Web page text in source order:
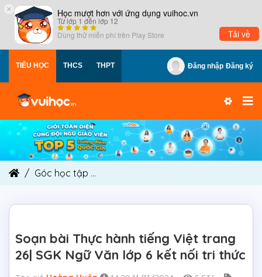
× Học mượt hơn với ứng dụng vuihoc.vn
Từ lớp 1 đến lớp 12
Dùng thử miễn phí trên Play Store Tải về
TIỂU HỌC THCS THPT Đăng nhập Đăng ký
Góc học tập
Soạn bài Thực hành tiếng Việt trang
26| SGK Ngữ Văn lớp 6 kết nối tri thức